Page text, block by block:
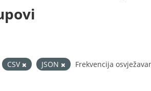
CSV JSON Frekvencija